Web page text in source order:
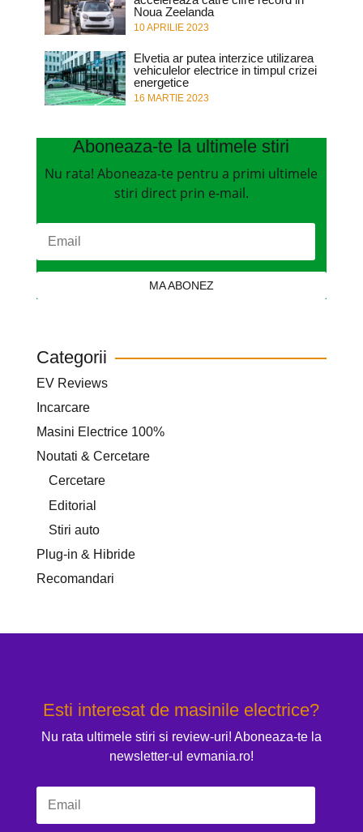
Noua Zeelanda
10 APRILIE 2023
Elvetia ar putea interzice utilizarea
vehiculelor electrice in timpul crizei
energetice
16 MARTIE 2023
Aboneaza-te la ultimele stiri
Nu rata! Aboneaza-te pentru a primi ultimele
stiri direct prin e-mail.
MA ABONEZ
Categorii
EV Reviews
Incarcare
Masini Electrice 100%
Noutati & Cercetare
Cercetare
Editorial
Stiri auto
Plug-in & Hibride
Recomandari
Esti interesat de masinile electrice?
Nu rata ultimele stiri si review-uri! Aboneaza-te la
newsletter-ul evmania.ro!